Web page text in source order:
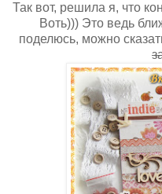
Так вот, решила я, что
Воть))) Это ведь
поделюсь, можно